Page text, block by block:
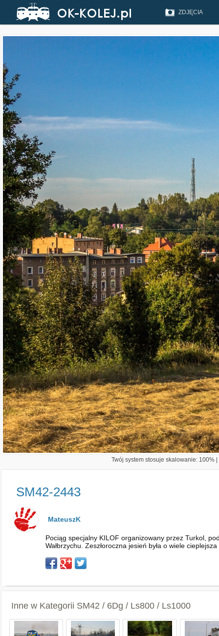
ZDJĘCIA
Twój system stosuje skalowanie: 100%
SM42-2443
MateuszK
Pociąg specjalny KILOF organizowany przez Turkol,
Wałbrzychu. Zeszłoroczna jesień była o wiele
Inne w Kategorii SM42 / 6Dg / Ls800 / Ls1000